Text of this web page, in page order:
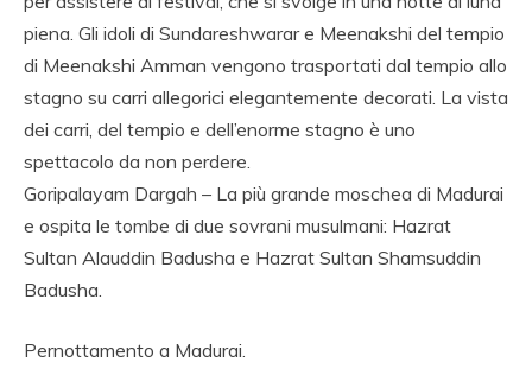
piena. Gli idoli di Sundareshwarar e Meenakshi del tempio
di Meenakshi Amman vengono trasportati dal tempio allo
stagno su carri allegorici elegantemente decorati. La vista
dei carri, del tempio e dell’enorme stagno è uno
spettacolo da non perdere.
Goripalayam Dargah – La più grande moschea di Madurai
e ospita le tombe di due sovrani musulmani: Hazrat
Sultan Alauddin Badusha e Hazrat Sultan Shamsuddin
Badusha.
Pernottamento a Madurai.